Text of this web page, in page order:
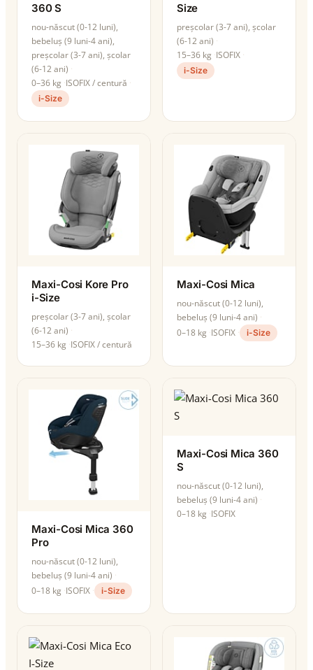
360 S
nou-născut (0-12 luni),
bebeluș (9 luni-4 ani),
preșcolar (3-7 ani), școlar
(6-12 ani)
0–36 kg ISOFIX / centură
i-Size
Size
preșcolar (3-7 ani), școlar
(6-12 ani)
15–36 kg ISOFIX
i-Size
Maxi-Cosi Kore Pro
i-Size
preșcolar (3-7 ani), școlar
(6-12 ani)
15–36 kg ISOFIX / centură
Maxi-Cosi Mica
nou-născut (0-12 luni),
bebeluș (9 luni-4 ani)
0–18 kg ISOFIX i-Size
Maxi-Cosi Mica 360
Pro
nou-născut (0-12 luni),
bebeluș (9 luni-4 ani)
0–18 kg ISOFIX i-Size
Maxi-Cosi Mica 360
S
nou-născut (0-12 luni),
bebeluș (9 luni-4 ani)
0–18 kg ISOFIX